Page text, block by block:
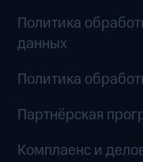
Политика
данных
Политика
Партнёрская
Комплаенс и